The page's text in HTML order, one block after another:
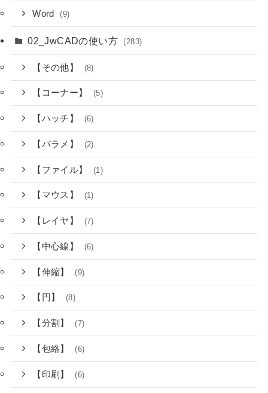
Word (9)
02_JwCADの使い方 (283)
【その他】 (8)
【コーナー】 (5)
【ハッチ】 (6)
【パラメ】 (2)
【ファイル】 (1)
【マウス】 (1)
【レイヤ】 (7)
【中心線】 (6)
【伸縮】 (9)
【円】 (8)
【分割】 (7)
【包絡】 (6)
【印刷】 (6)